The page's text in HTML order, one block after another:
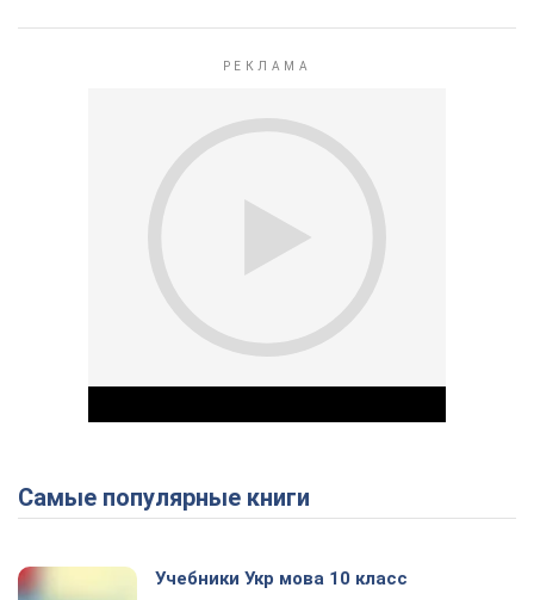
Play Video
Самые популярные книги
Учебники Укр мова 10 класс